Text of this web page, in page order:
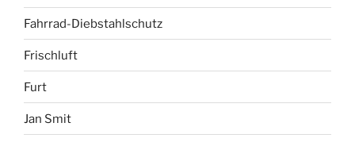
Fahrrad-Diebstahlschutz
Frischluft
Furt
Jan Smit